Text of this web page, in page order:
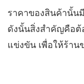
ราคาของสินค้านั้น
ดังนั้นสิ่งสำคัญคือต้
แข่งขัน เพื่อให้ร้าน